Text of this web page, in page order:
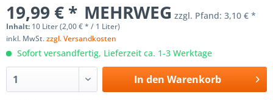
19,99 € * MEHRWEG zzgl. Pfand: 3,10 € *
Inhalt: 10 Liter (2,00 € * / 1 Liter)
inkl. MwSt.zzgl. Versandkosten
Sofort versandfertig, Lieferzeit ca. 1-3 Werktage
In den Warenkorb